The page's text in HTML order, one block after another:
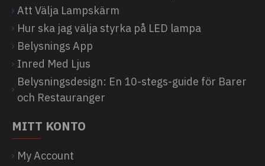
Att Välja Lampskärm
Hur ska jag välja styrka på LED lampa
Belysnings App
Inred Med Ljus
Belysningsdesign: En 10-stegs-guide för Barer
och Restauranger
MITT KONTO
My Account